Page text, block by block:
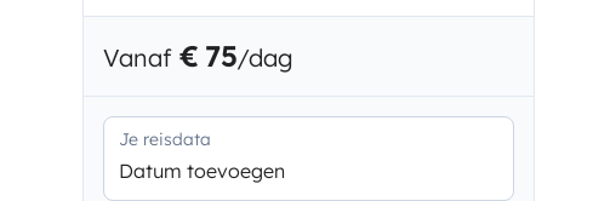
Vanaf € 75/dag
Je reisdata
Datum toevoegen